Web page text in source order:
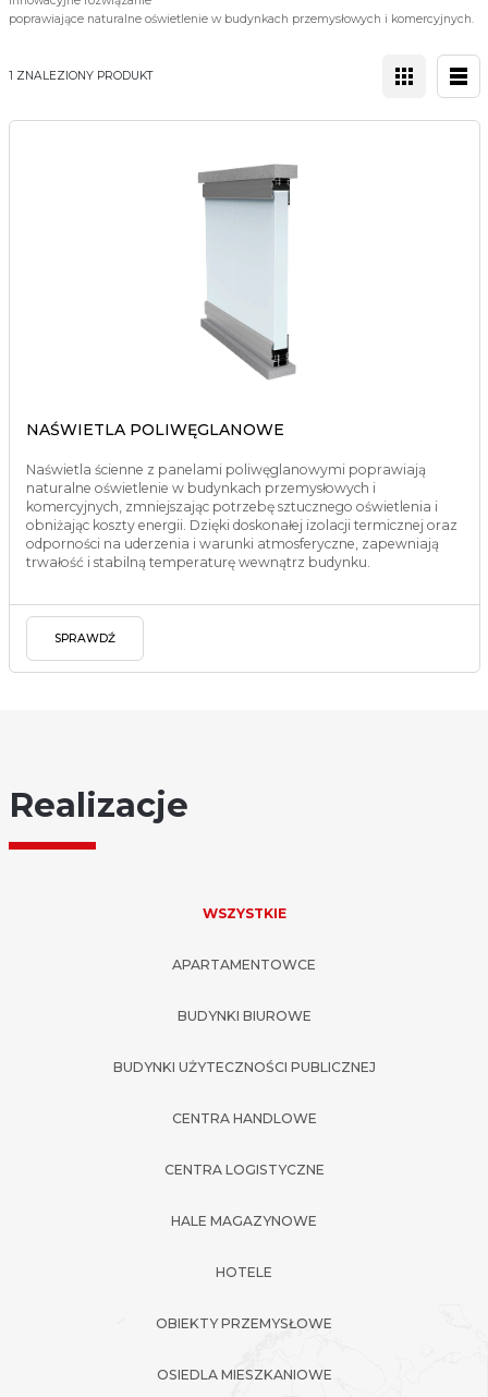
poprawiające naturalne oświetlenie w budynkach przemysłowych i komercyjnych.
1 ZNALEZIONY PRODUKT
NAŚWIETLA POLIWĘGLANOWE
Naświetla ścienne z panelami poliwęglanowymi poprawiają
naturalne oświetlenie w budynkach przemysłowych i
komercyjnych, zmniejszając potrzebę sztucznego oświetlenia i
obniżając koszty energii. Dzięki doskonałej izolacji termicznej oraz
odporności na uderzenia i warunki atmosferyczne, zapewniają
trwałość i stabilną temperaturę wewnątrz budynku.
SPRAWDŹ
Realizacje
WSZYSTKIE
APARTAMENTOWCE
BUDYNKI BIUROWE
BUDYNKI UŻYTECZNOŚCI PUBLICZNEJ
CENTRA HANDLOWE
CENTRA LOGISTYCZNE
HALE MAGAZYNOWE
HOTELE
OBIEKTY PRZEMYSŁOWE
OSIEDLA MIESZKANIOWE